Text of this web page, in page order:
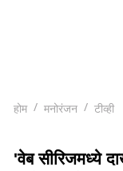
होम मनोरंजन टीव्ही
'वेब सीरिजमध्ये